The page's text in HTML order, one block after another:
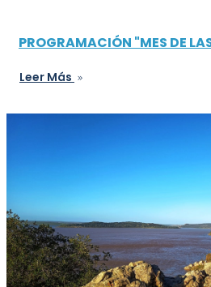
PROGRAMACIÓN "MES DE
Leer Más